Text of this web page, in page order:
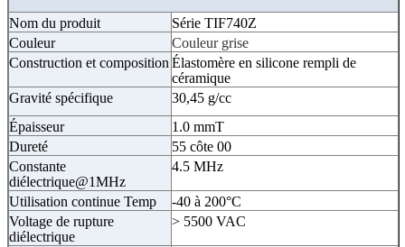
Nom du produit
Série TIF740Z
Couleur
Couleur grise
Construction et composition Élastomère en silicone rempli de
céramique
Gravité spécifique
30,45 g/cc
Épaisseur
1.0 mmT
Dureté
55 côte 00
Constante
diélectrique@1MHz
4.5 MHz
Utilisation continue Temp
-40 à 200°C
Voltage de rupture
diélectrique
> 5500 VAC